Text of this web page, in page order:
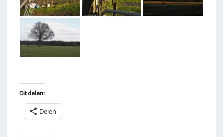
G
Dit delen:
Delen